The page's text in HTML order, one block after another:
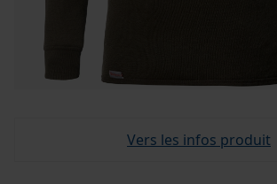
Vers les infos produit